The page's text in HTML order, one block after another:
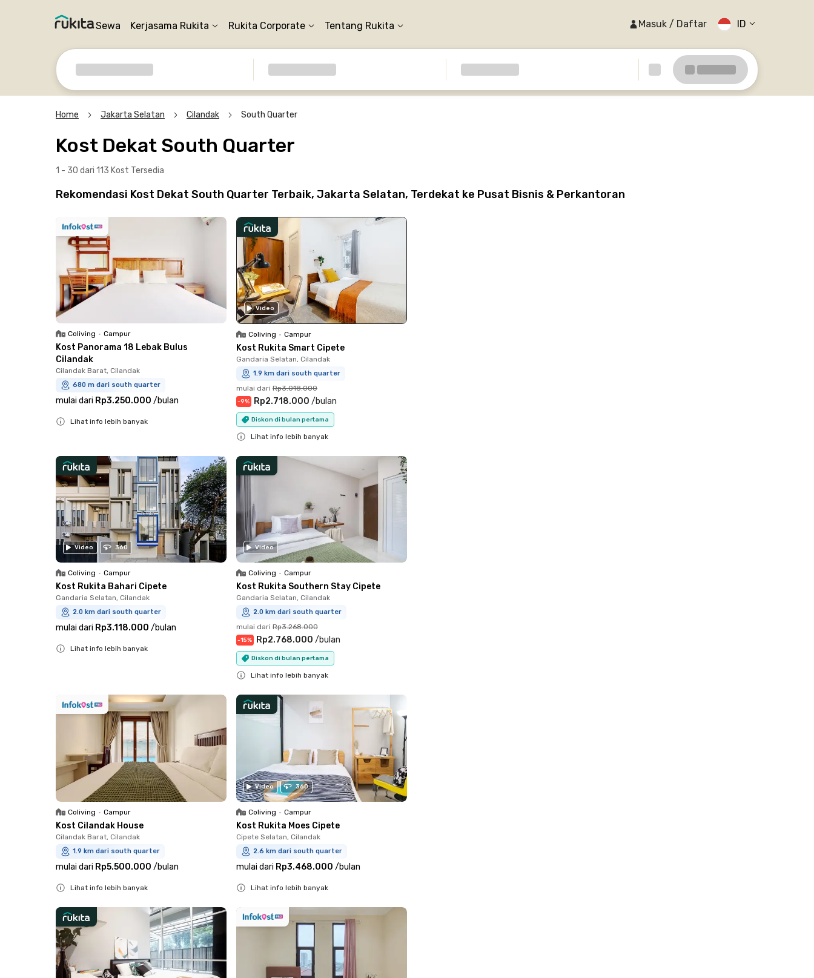
Sewa Kerjasama Rukita Rukita Corporate Tentang Rukita Masuk / Daftar ID
Home Jakarta Selatan Cilandak South Quarter
Kost Dekat South Quarter
1 - 30 dari 113 Kost Tersedia
Rekomendasi Kost Dekat South Quarter Terbaik, Jakarta Selatan, Terdekat ke Pusat Bisnis & Perkantoran
Coliving • Campur
Kost Panorama 18 Lebak Bulus
Cilandak
Cilandak Barat, Cilandak
680 m dari south quarter
mulai dari Rp3.250.000 /bulan
Lihat info lebih banyak
Video
Coliving • Campur
Kost Rukita Smart Cipete
Gandaria Selatan, Cilandak
1.9 km dari south quarter
mulai dari Rp3.018.000
-9% Rp2.718.000 /bulan
Diskon di bulan pertama
Lihat info lebih banyak
Video 360
Coliving • Campur
Kost Rukita Bahari Cipete
Gandaria Selatan, Cilandak
2.0 km dari south quarter
mulai dari Rp3.118.000 /bulan
Lihat info lebih banyak
Video
Coliving • Campur
Kost Rukita Southern Stay Cipete
Gandaria Selatan, Cilandak
2.0 km dari south quarter
mulai dari Rp3.268.000
-15% Rp2.768.000 /bulan
Diskon di bulan pertama
Lihat info lebih banyak
Coliving • Campur
Kost Cilandak House
Cilandak Barat, Cilandak
1.9 km dari south quarter
mulai dari Rp5.500.000 /bulan
Lihat info lebih banyak
Video 360
Coliving • Campur
Kost Rukita Moes Cipete
Cipete Selatan, Cilandak
2.6 km dari south quarter
mulai dari Rp3.468.000 /bulan
Lihat info lebih banyak